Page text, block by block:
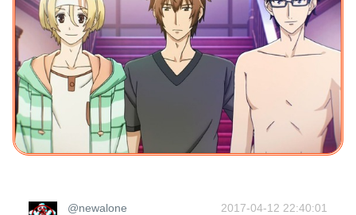
@newalone 2017-04-12 22:40:01